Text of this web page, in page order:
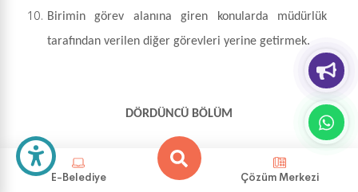
Birimin görev alanına giren konularda müdürlük
tarafından verilen diğer görevleri yerine getirmek.
DÖRDÜNCÜ BÖLÜM
Çeşitli ve Son Hükümler
E-Belediye Çözüm Merkezi